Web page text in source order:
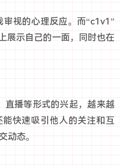
视的心理反应。而“c1v1”
展示自己的一面，同时也在
直播等形式的兴起，越来越
快速吸引他人的关注和互
动态。